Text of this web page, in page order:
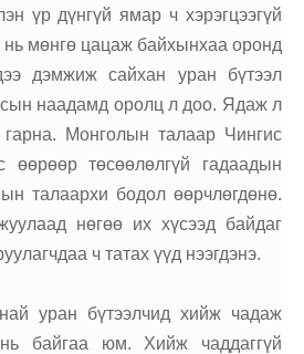
үр дүнгүй ямар ч хэрэгцээгүй
нь мөнгө цацаж байхынхаа оронд
дэмжиж сайхан уран бүтээл
наадамд оролц л доо. Ядаж л
Монголын талаар Чингис
өөрөөр төсөөлөлгүй гадаадын
талаархи бодол өөрчлөгдөнө.
нөгөө их хүсээд байдаг
ч татах үүд нээгдэнэ.
уран бүтээлчид хийж чадаж
байгаа юм. Хийж чаддаггүй